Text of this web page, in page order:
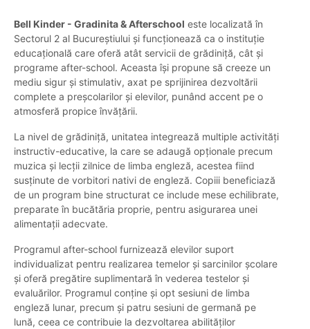
Bell Kinder - Gradinita & Afterschool este localizată în
Sectorul 2 al Bucureștiului și funcționează ca o instituție
educațională care oferă atât servicii de grădiniță, cât și
programe after-school. Aceasta își propune să creeze un
mediu sigur și stimulativ, axat pe sprijinirea dezvoltării
complete a preșcolarilor și elevilor, punând accent pe o
atmosferă propice învățării.
La nivel de grădiniță, unitatea integrează multiple activități
instructiv-educative, la care se adaugă opționale precum
muzica și lecții zilnice de limba engleză, acestea fiind
susținute de vorbitori nativi de engleză. Copiii beneficiază
de un program bine structurat ce include mese echilibrate,
preparate în bucătăria proprie, pentru asigurarea unei
alimentații adecvate.
Programul after-school furnizează elevilor suport
individualizat pentru realizarea temelor și sarcinilor școlare
și oferă pregătire suplimentară în vederea testelor și
evaluărilor. Programul conține și opt sesiuni de limba
engleză lunar, precum și patru sesiuni de germană pe
lună, ceea ce contribuie la dezvoltarea abilităților